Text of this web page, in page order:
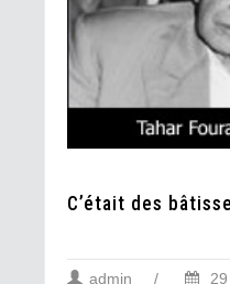
C’était des
admin /